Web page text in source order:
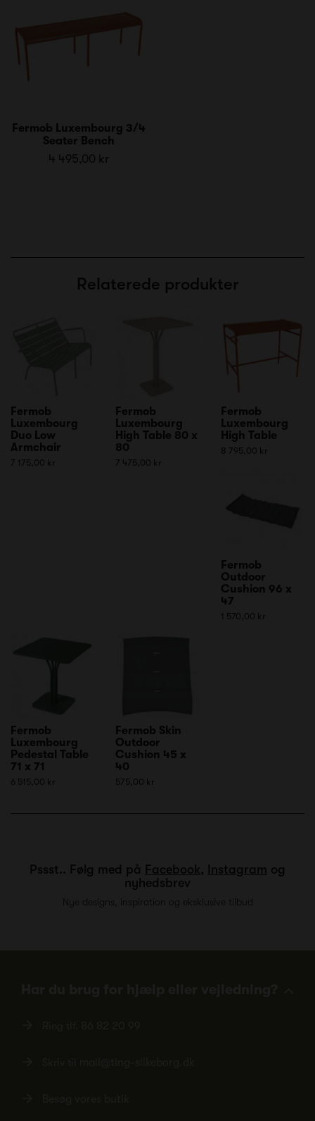
Fermob Luxembourg 3/4
Seater Bench
4 495,00 kr
Relaterede produkter
Fermob
Luxembourg
Duo Low
Armchair
7 175,00 kr
Fermob
Luxembourg
High Table 80 x
80
7 475,00 kr
Fermob
Luxembourg
High Table
8 795,00 kr
Fermob
Outdoor
Cushion 96 x
47
1 570,00 kr
Fermob
Luxembourg
Pedestal Table
71 x 71
6 515,00 kr
Fermob Skin
Outdoor
Cushion 45 x
40
575,00 kr
Pssst.. Følg med på Facebook, Instagram og
nyhedsbrev
Nye designs, inspiration og eksklusive tilbud